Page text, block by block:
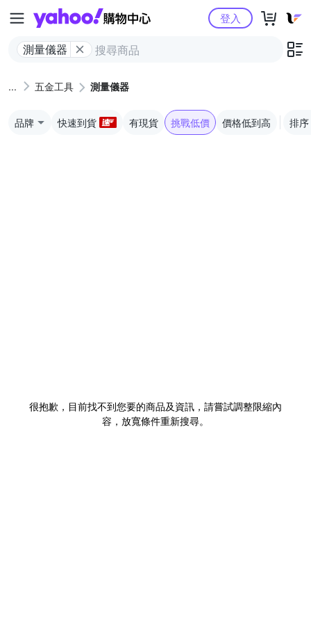
Yahoo購物中心
測量儀器
登入
五金工具 測量儀器
品牌 快速到貨 有現貨 挑戰低價 價格低到高 排序
很抱歉，目前找不到您要的商品及資訊，請嘗試調整限縮內
容，放寬條件重新搜尋。